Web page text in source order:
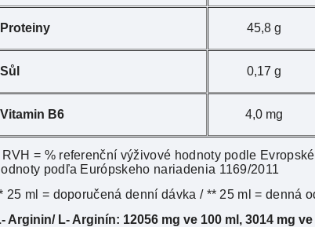
Proteiny 45,8 g
Sůl 0,17 g
Vitamin B6 4,0 mg
RVH = % referenční výživové hodnoty podle
podľa Európskeho nariadenia 1169/2011
25 ml = doporučená denní dávka / ** 25 ml = denná
Arginin/ L- Arginín: 12056 mg ve 100 ml, 3014 mg ve